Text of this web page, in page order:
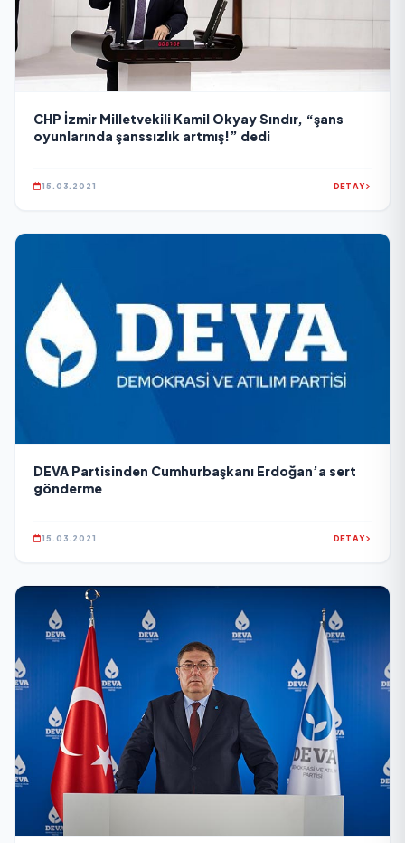
CHP İzmir Milletvekili Kamil Okyay Sındır, “şans
oyunlarında şanssızlık artmış!” dedi
15.03.2021 DETAY
DEVA Partisinden Cumhurbaşkanı Erdoğan’a sert
gönderme
15.03.2021 DETAY